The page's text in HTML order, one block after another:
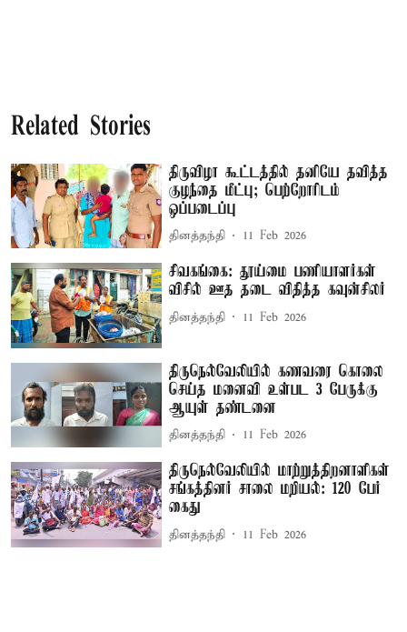
Related Stories
திருவிழா கூட்டத்தில் தனியே தவித்த
குழந்தை மீட்பு; பெற்றோரிடம்
ஒப்படைப்பு
தினத்தந்தி 11 Feb 2026
சிவகங்கை: தூய்மை பணியாளர்கள்
விசில் ஊத தடை விதித்த கவுன்சிலர்
தினத்தந்தி 11 Feb 2026
திருநெல்வேலியில் கணவரை கொலை
செய்த மனைவி உள்பட 3 பேருக்கு
ஆயுள் தண்டனை
தினத்தந்தி 11 Feb 2026
திருநெல்வேலியில் மாற்றுத்திறனாளிகள்
சங்கத்தினர் சாலை மறியல்: 120 பேர்
கைது
தினத்தந்தி 11 Feb 2026